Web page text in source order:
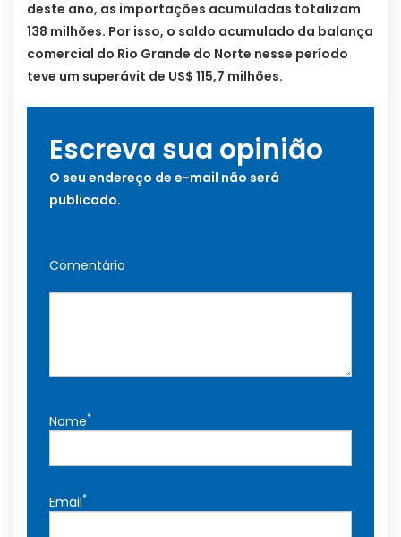
deste ano, as importações acumuladas totalizam
138 milhões. Por isso, o saldo acumulado da balança
comercial do Rio Grande do Norte nesse período
teve um superávit de US$ 115,7 milhões.
Escreva sua opinião
O seu endereço de e-mail não será
publicado.
Comentário
Nome*
Email*